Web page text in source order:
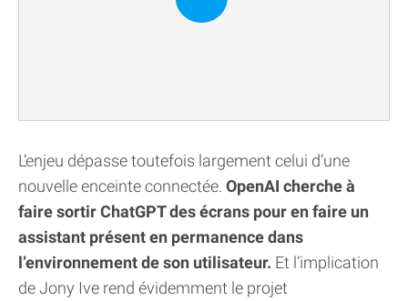
L’enjeu dépasse toutefois largement celui d’une
nouvelle enceinte connectée. OpenAI cherche à
faire sortir ChatGPT des écrans pour en faire un
assistant présent en permanence dans
l’environnement de son utilisateur. Et l’implication
de Jony Ive rend évidemment le projet